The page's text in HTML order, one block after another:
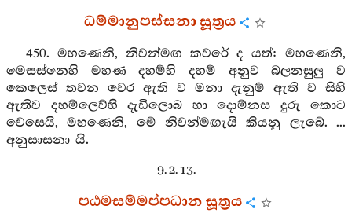
ධම්මානුපස්සනා සූත්‍රය
450. මහණෙනි, නිවන්මඟ කවරේ ද යත්: මහණෙනි,
මෙසස්නෙහි මහණ දහම්හි දහම් අනුව බලනසුලු ව
කෙලෙස් තවන වෙර ඇති ව මනා දැනුම් ඇති ව සිහි
ඇතිව දහම්ලෙව්හි දැඩිලොබ හා දොම්නස දුරු කොට
වෙසෙයි, මහණෙනි, මේ නිවන්මඟැයි කියනු ලැබේ. ...
අනුසාසනා යි.
9. 2. 13.
පඨමසම්මප්පධාන සූත්‍රය